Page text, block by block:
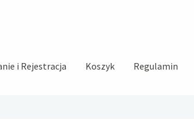
i Rejestracja Koszyk Regulamin